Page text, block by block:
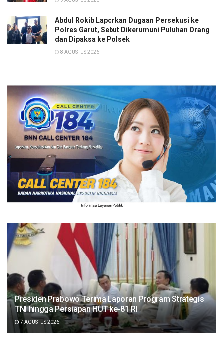
Abdul Rokib Laporkan Dugaan Persekusi ke
Polres Garut, Sebut Dikerumuni Puluhan Orang
dan Dipaksa ke Polsek
8 AGUSTUS 2026
Presiden Prabowo Terima Laporan Program Strategis
TNI hingga Persiapan HUT ke-81 RI
7 AGUSTUS 2026